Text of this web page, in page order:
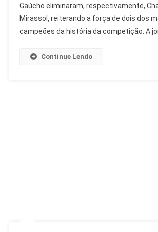
Quartas
Da
Copa
Gaúcho eliminaram, respectivamente,
Mirassol, reiterando a força de dois dos
campeões da história da competição. A
Continue Lendo